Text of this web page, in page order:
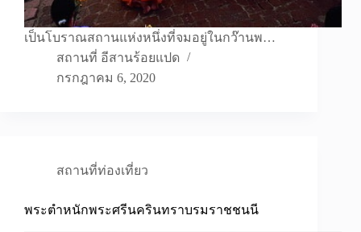
เป็นโบราณสถานแห่งหนึ่งที่จมอยู่ในกว๊านพ…
สถานที่ อีสานร้อยแปด
กรกฎาคม 6, 2020
สถานที่ท่องเที่ยว
พระตำหนักพระศรีนครินทราบรมราชชนนี